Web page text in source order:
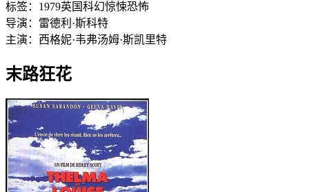
标签： 1979英国科幻惊悚恐怖
导演： 雷德利·斯科特
主演： 西格妮·韦弗汤姆·斯凯里特
末路狂花